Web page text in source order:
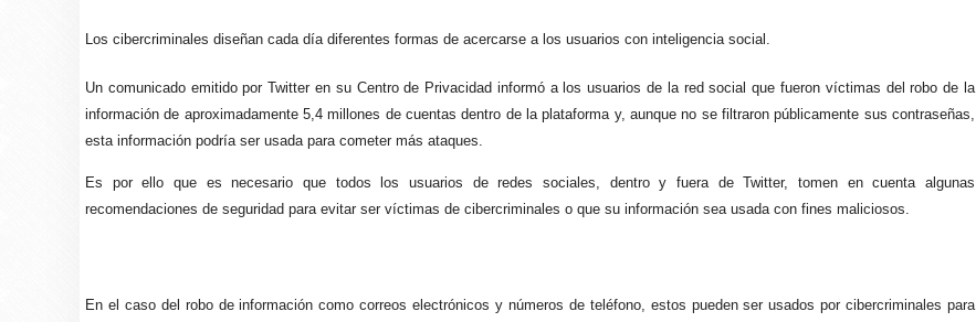
Los cibercriminales diseñan cada día diferentes formas de acercarse a los usuarios con inteligencia social.
Un comunicado emitido por Twitter en su Centro de Privacidad informó a los usuarios de la red social que fueron víctimas del robo de la
información de aproximadamente 5,4 millones de cuentas dentro de la plataforma y, aunque no se filtraron públicamente sus contraseñas,
esta información podría ser usada para cometer más ataques.
Es por ello que es necesario que todos los usuarios de redes sociales, dentro y fuera de Twitter, tomen en cuenta algunas
recomendaciones de seguridad para evitar ser víctimas de cibercriminales o que su información sea usada con fines maliciosos.
En el caso del robo de información como correos electrónicos y números de teléfono, estos pueden ser usados por cibercriminales para